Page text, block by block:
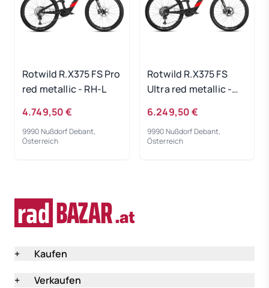
Rotwild R.X375 FS Pro
red metallic - RH-L
4.749,50 €
9990 Nußdorf Debant,
Österreich
Rotwild R.X375 FS
Ultra red metallic -
6.249,50 €
9990 Nußdorf Debant,
Österreich
+
Kaufen
+
Verkaufen